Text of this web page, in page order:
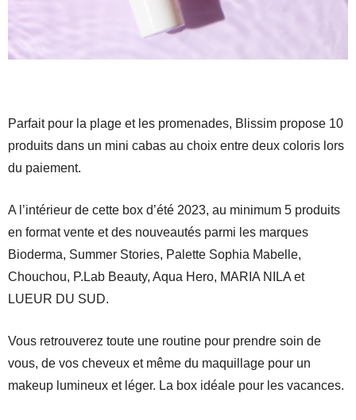
Parfait pour la plage et les promenades, Blissim propose 10
produits dans un mini cabas au choix entre deux coloris lors
du paiement.
A l’intérieur de cette box d’été 2023, au minimum 5 produits
en format vente et des nouveautés parmi les marques
Bioderma, Summer Stories, Palette Sophia Mabelle,
Chouchou, P.Lab Beauty, Aqua Hero, MARIA NILA et
LUEUR DU SUD.
Vous retrouverez toute une routine pour prendre soin de
vous, de vos cheveux et même du maquillage pour un
makeup lumineux et léger. La box idéale pour les vacances.